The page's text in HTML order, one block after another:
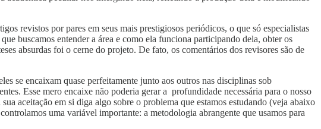
revistos por pares em seus mais prestigiosos periódicos, o que só especialistas
buscamos entender a área e como ela funciona participando dela, obter os
absurdas foi o cerne do projeto. De fato, os comentários dos revisores são de
se encaixam quase perfeitamente junto aos outros nas disciplinas sob
Esse mero encaixe não poderia gerar a profundidade necessária para o nosso
aceitação em si diga algo sobre o problema que estamos estudando (veja abaixo
uma variável importante: a metodologia abrangente que usamos para